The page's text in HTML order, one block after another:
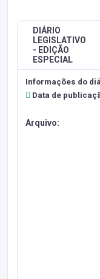
DIÁRIO
LEGISLATIVO
- EDIÇÃO
ESPECIAL
Informações do
Data de
Arquivo: